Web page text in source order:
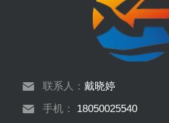
联系人：戴晓婷
手机：
18050025540